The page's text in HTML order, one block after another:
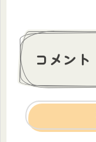
コメント